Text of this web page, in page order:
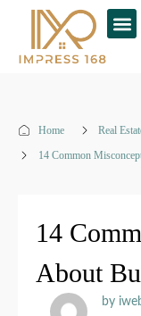
Home
Real
14 Common
14
About
by